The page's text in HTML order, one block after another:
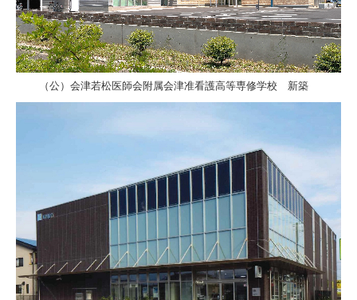
（公）会津若松医師会附属会津准看護高等専修学校 新築